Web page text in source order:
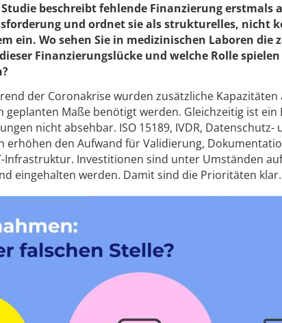
Studie beschreibt fehlende Finanzierung erstmals
und ordnet sie als strukturelles, nicht
ein. Wo sehen Sie in medizinischen Laboren die
Finanzierungslücke und welche Rolle spielen
der Coronakrise wurden zusätzliche
Maße benötigt werden. Gleichzeitig ist ein
nicht absehbar. ISO 15189, IVDR, Datenschutz-
erhöhen den Aufwand für Validierung,
Infrastruktur. Investitionen sind unter Umständen
eingehalten werden. Damit sind die Prioritäten klar.